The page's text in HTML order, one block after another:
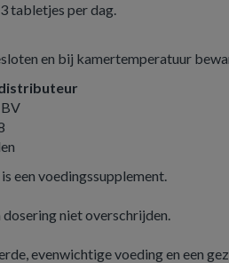
tabletjes per dag.
en bij kamertemperatuur
een voedingssupplement.
niet overschrijden.
evenwichtige voeding en een